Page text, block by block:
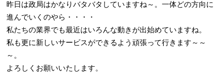
昨日は政局はかなりバタバタしていますね～。一体どの方向に
進んでいくのやら・・・・
私たちの業界でも最近はいろんな動きが出始めていますね。
私も更に新しいサービスができるよう頑張って行きます～～
～。
よろしくお願いいたします。